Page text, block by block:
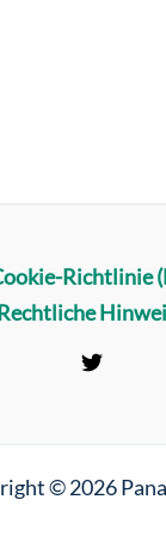
Richtlinie
© 2026